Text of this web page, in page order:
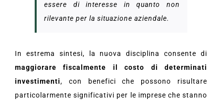
essere di interesse in quanto non
rilevante per la situazione aziendale.
In estrema sintesi, la nuova disciplina consente di
maggiorare fiscalmente il costo di determinati
investimenti, con benefici che possono risultare
particolarmente significativi per le imprese che stanno